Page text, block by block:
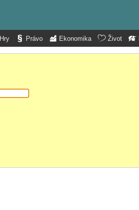
Hry Právo Ekonomika Život